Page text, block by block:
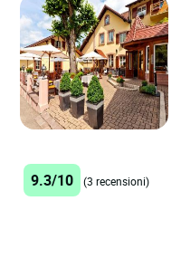
9.3/10 (3 recensioni)